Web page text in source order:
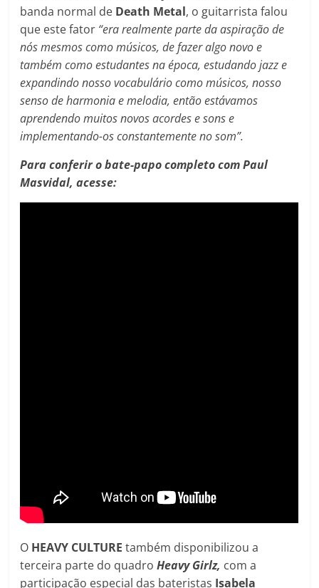
banda normal de Death Metal, o guitarrista falou
que este fator “era realmente parte da aspiração de
nós mesmos como músicos, de fazer algo novo e
também como estudantes na época, estudando jazz e
expandindo nosso vocabulário como músicos, nosso
senso de harmonia e melodia, então estávamos
aprendendo muitos novos acordes e sons e
implementando-os constantemente no som”.
Para conferir o bate-papo completo com Paul
Masvidal, acesse:
O HEAVY CULTUREtambém disponibilizou a
terceira parte do quadroHeavy Girlz, com a
participação especial das bateristas Isabela